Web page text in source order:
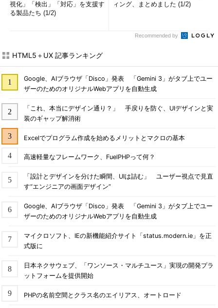
視化」「検出」「対応」を支援す
る製品たち (1/2)
ィング、まとめました (1/2)
Recommended by
HTML5＋UX 記事ランキング
Google、AIブラウザ「Disco」発表 「Gemini 3」がタブ上でユー
ザーのためのオリジナルWebアプリを自動生成
「これ、本当にデザイン通り？」 手戻りを防ぐ、UIデザインと実
装のギャップ解消術
Excelでプログラム作成を始めるメリットとマクロの基本
高速軽量なフレームワーク、FuelPHPって何？
「設計とデザインを分けた瞬間、UIは詰む」 ユーザー視点で見直
す“エンジニアの画面デザイン”
Google、AIブラウザ「Disco」発表 「Gemini 3」がタブ上でユー
ザーのためのオリジナルWebアプリを自動生成
マイクロソフト、IEの新機能紹介サイト「status.modern.ie」を正
式版に
日本ネクサウェブ、「ワンソース・マルチユース」実現の開発プラ
ットフォームを提供開始
PHPの名前空間とクラス名のエイリアス、オートロード